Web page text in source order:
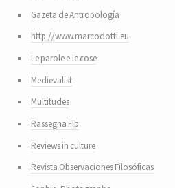
Gazeta de Antropología
http://www.marcodotti.eu
Le parole e le cose
Medievalist
Multitudes
Rassegna Flp
Reviews in culture
Revista Observaciones Filosóficas